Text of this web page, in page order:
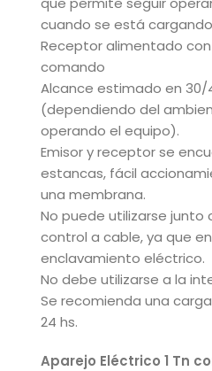
cuando se está cargando
Receptor alimentado
comando
Alcance estimado en 30/
(dependiendo del
operando el equipo).
Emisor y receptor se
estancas, fácil
una membrana.
No puede utilizarse junto
control a cable, ya que
enclavamiento eléctrico.
No debe utilizarse a la
Se recomienda una
24 hs.
Aparejo Eléctrico 1 Tn